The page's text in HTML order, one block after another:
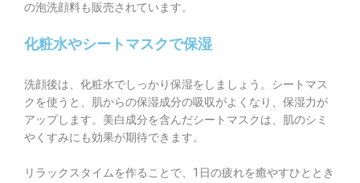
の泡洗顔料も販売されています。
化粧水やシートマスクで保湿
洗顔後は、化粧水でしっかり保湿をしましょう。シートマス
クを使うと、肌からの保湿成分の吸収がよくなり、保湿力が
アップします。美白成分を含んだシートマスクは、肌のシミ
やくすみにも効果が期待できます。
リラックスタイムを作ることで、1日の疲れを癒やすひととき